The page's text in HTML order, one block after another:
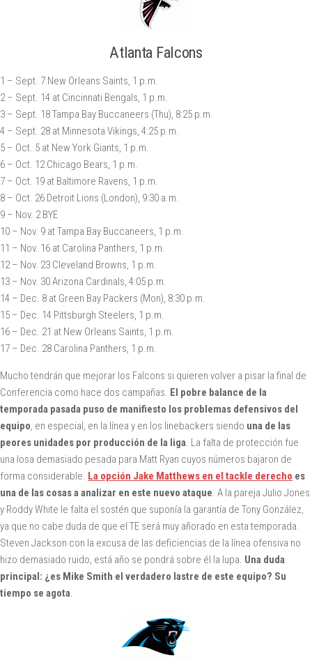
Atlanta Falcons
1 – Sept. 7 New Orleans Saints, 1 p.m.
2 – Sept. 14 at Cincinnati Bengals, 1 p.m.
3 – Sept. 18 Tampa Bay Buccaneers (Thu), 8:25 p.m.
4 – Sept. 28 at Minnesota Vikings, 4:25 p.m.
5 – Oct. 5 at New York Giants, 1 p.m.
6 – Oct. 12 Chicago Bears, 1 p.m.
7 – Oct. 19 at Baltimore Ravens, 1 p.m.
8 – Oct. 26 Detroit Lions (London), 9:30 a.m.
9 – Nov. 2 BYE
10 – Nov. 9 at Tampa Bay Buccaneers, 1 p.m.
11 – Nov. 16 at Carolina Panthers, 1 p.m.
12 – Nov. 23 Cleveland Browns, 1 p.m.
13 – Nov. 30 Arizona Cardinals, 4:05 p.m.
14 – Dec. 8 at Green Bay Packers (Mon), 8:30 p.m.
15 – Dec. 14 Pittsburgh Steelers, 1 p.m.
16 – Dec. 21 at New Orleans Saints, 1 p.m.
17 – Dec. 28 Carolina Panthers, 1 p.m.
Mucho tendrán que mejorar los Falcons si quieren volver a pisar la final de
Conferencia como hace dos campañas. El pobre balance de la
temporada pasada puso de manifiesto los problemas defensivos del
equipo, en especial, en la línea y en los linebackers siendo una de las
peores unidades por producción de la liga. La falta de protección fue
una losa demasiado pesada para Matt Ryan cuyos números bajaron de
forma considerable. La opción Jake Matthews en el tackle derecho es
una de las cosas a analizar en este nuevo ataque. A la pareja Julio Jones
y Roddy White le falta el sostén que suponía la garantía de Tony González,
ya que no cabe duda de que el TE será muy añorado en esta temporada.
Steven Jackson con la excusa de las deficiencias de la línea ofensiva no
hizo demasiado ruido, está año se pondrá sobre él la lupa. Una duda
principal: ¿es Mike Smith el verdadero lastre de este equipo? Su
tiempo se agota.